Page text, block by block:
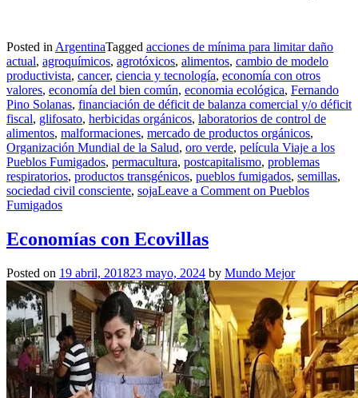
Posted in ArgentinaTagged acciones de mínima para limitar daño
actual, agroquímicos, agrotóxicos, alimentos, cambio de modelo
productivista, cancer, ciencia y tecnología, economía con otros
valores, economía del bien común, economia ecológica, Fernando
Pino Solanas, financiación de déficit de balanza comercial y/o déficit
fiscal, glifosato, herbicidas orgánicos, laboratorios de control de
alimentos, malformaciones, mercado de productos orgánicos,
Organización Mundial de la Salud, oro verde, película Viaje a los
Pueblos Fumigados, permacultura, postcapitalismo, problemas
respiratorios, productos transgénicos, pueblos fumigados, semillas,
sociedad civil consciente, sojaLeave a Comment on Pueblos
Fumigados
Economías con Ecovillas
Posted on 19 abril, 201823 mayo, 2024 by Mundo Mejor